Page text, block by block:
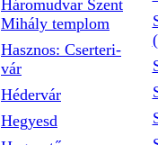
Háromudvar Szent
Mihály templom
Hasznos: Cserteri-
vár
Hédervár
Hegyesd